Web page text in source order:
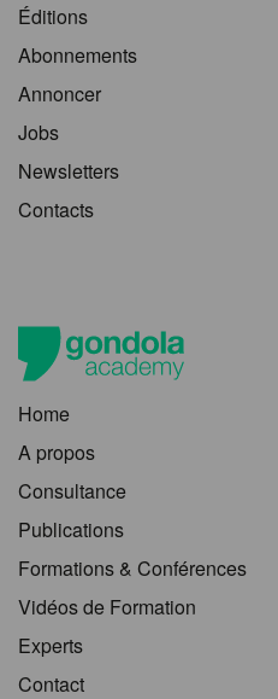
Éditions
Abonnements
Annoncer
Jobs
Newsletters
Contacts
Home
A propos
Consultance
Publications
Formations & Conférences
Vidéos de Formation
Experts
Contact